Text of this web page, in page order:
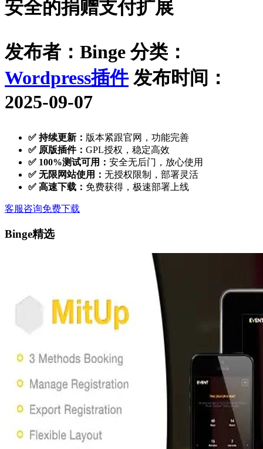
安全的捐赠支付扩展
发布者：Binge 分类：
Wordpress插件 发布时间：
2025-09-07
✅ 持续更新： 版本紧跟官网，功能完善
✅ 原版插件： GPL授权，稳定高效
✅ 100%测试可用： 安全无后门，放心使用
✅ 无限网站使用： 无授权限制，部署灵活
✅ 高速下载： 免费获得，极速部署上线
客服咨询免费下载
Binge精选